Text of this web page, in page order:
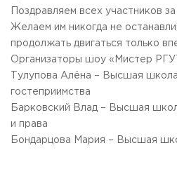
Поздравляем всех участников
Желаем им никогда не
продолжать двигаться только
Организаторы шоу «Мистер
Тулупова Алёна – Высшая
гостеприимства
Барковский Влад – Высшая
и права
Бондарцова Мария – Высшая